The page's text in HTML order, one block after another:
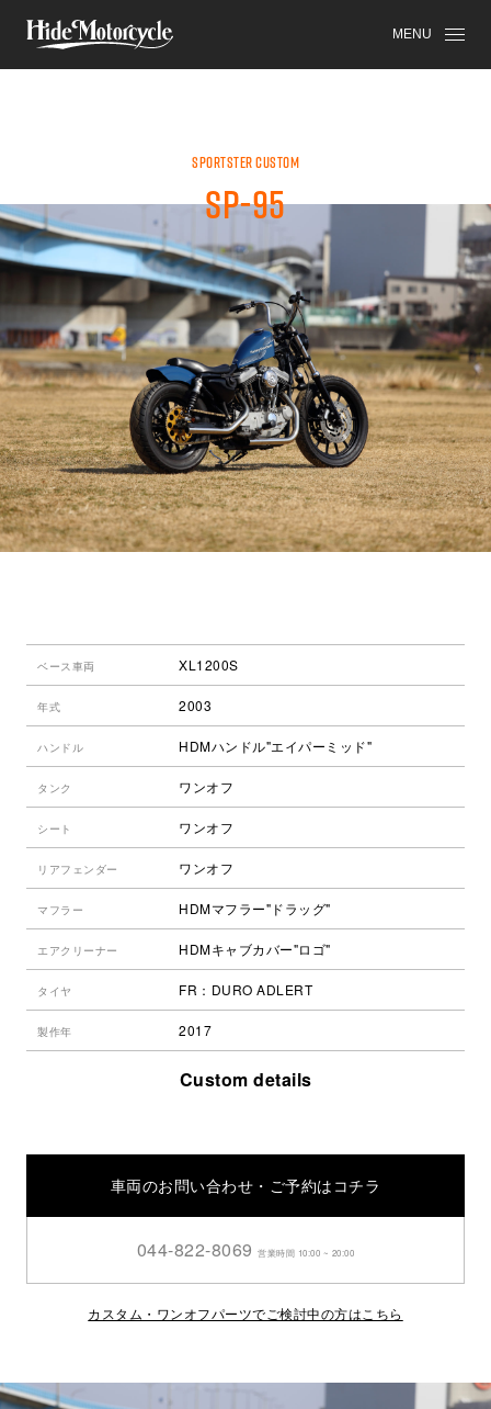
MENU
SPORTSTER
SPORTSTER CUSTOM
SP-95
ベース車両 XL1200S
年式 2003
ハンドル HDMハンドル"エイパーミッド"
タンク ワンオフ
シート ワンオフ
リアフェンダー ワンオフ
マフラー HDMマフラー"ドラッグ"
エアクリーナー HDMキャブカバー"ロゴ"
タイヤ FR：DURO ADLERT
製作年 2017
Custom details
車両のお問い合わせ・ご予約はコチラ
044-822-8069営業時間 10:00 ~ 20:00
カスタム・ワンオフパーツでご検討中の方はこちら